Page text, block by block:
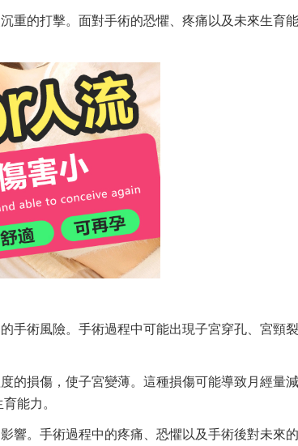
重的打擊。面對手術的恐懼、疼痛以及未來生育
手術風險。手術過程中可能出現子宮穿孔、宮頸
損傷，使子宮變薄。這種損傷可能導致月經量減
能力。
響。手術過程中的疼痛、恐懼以及手術後對未來